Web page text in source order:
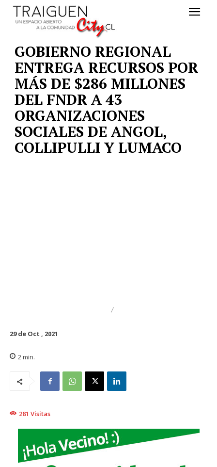
GOBIERNO REGIONAL
ENTREGA RECURSOS POR
MÁS DE $286 MILLONES
DEL FNDR A 43
ORGANIZACIONES
SOCIALES DE ANGOL,
COLLIPULLI Y LUMACO
29 de Oct , 2021
2 min.
281 Visitas